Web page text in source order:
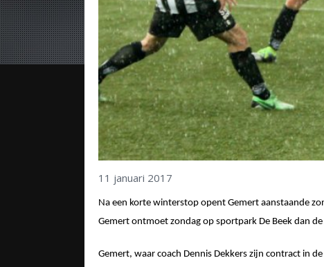
11 januari 2017
Na een korte winterstop opent Gemert aanstaande
Gemert ontmoet zondag op sportpark De Beek dan
Gemert, waar coach Dennis Dekkers zijn contract in